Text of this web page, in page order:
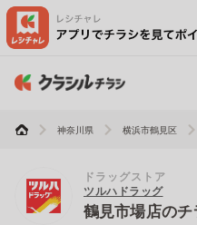
神奈川県 横浜市鶴見区
ドラッグストア
ツルハドラッグ
鶴見市場店のチ